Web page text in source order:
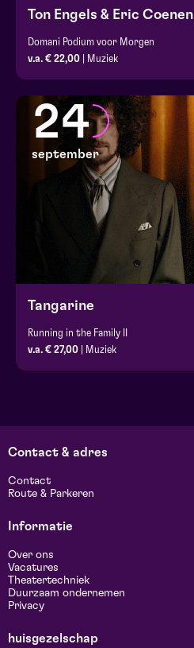
Ton Engels & Eric Coenen
Domani Podium voor Morgen
v.a. € 22,00 | Muziek
24
september
Tangarine
Running in the Family II
v.a. € 27,00 | Muziek
Contact & adres
Contact
Route & Parkeren
Informatie
Over ons
Vacatures
Theatertechniek
Duurzaam ondernemen
Privacy
huisgezelschap